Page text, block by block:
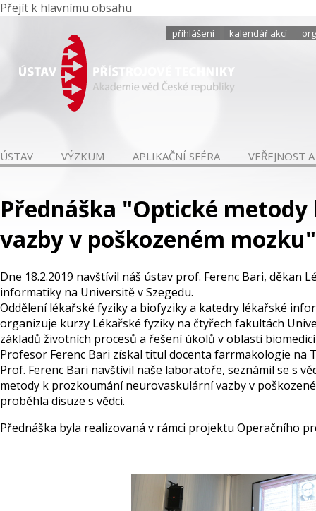
Přejít k hlavnímu obsahu
přihlášení kalendář akcí
ÚSTAV VÝZKUM APLIKAČNÍ SFÉRA VEŘEJNOST
Přednáška "Optické
vazby v poškozeném mozku"
Dne 18.2.2019 navštívil náš ústav prof. Ferenc Bari,
informatiky na Universitě v Szegedu.
Oddělení lékařské fyziky a biofyziky a katedry lékařské
organizuje kurzy Lékařské fyziky na čtyřech fakultách
základů životních procesů a řešení úkolů v oblasti
Profesor Ferenc Bari získal titul docenta farrmakologie na
Prof. Ferenc Bari navštívil naše laboratoře, seznámil se s
metody k prozkoumání neurovaskulární vazby v
proběhla disuze s vědci.
Přednáška byla realizovaná v rámci projektu Operačního